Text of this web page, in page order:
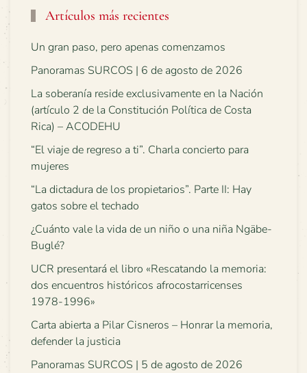
Artículos más recientes
Un gran paso, pero apenas comenzamos
Panoramas SURCOS | 6 de agosto de 2026
La soberanía reside exclusivamente en la Nación
(artículo 2 de la Constitución Política de Costa
Rica) – ACODEHU
“El viaje de regreso a ti”. Charla concierto para
mujeres
“La dictadura de los propietarios”. Parte II: Hay
gatos sobre el techado
¿Cuánto vale la vida de un niño o una niña Ngäbe-
Buglé?
UCR presentará el libro «Rescatando la memoria:
dos encuentros históricos afrocostarricenses
1978-1996»
Carta abierta a Pilar Cisneros – Honrar la memoria,
defender la justicia
Panoramas SURCOS | 5 de agosto de 2026